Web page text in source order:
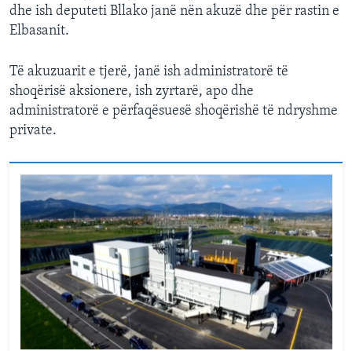
dhe ish deputeti Bllako janë nën akuzë dhe për rastin e
Elbasanit.
Të akuzuarit e tjerë, janë ish administratorë të
shoqërisë aksionere, ish zyrtarë, apo dhe
administratorë e përfaqësuesë shoqërishë të ndryshme
private.